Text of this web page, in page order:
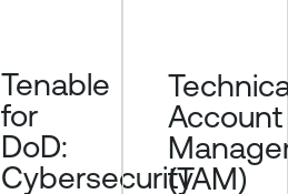
Tenable
for
DoD:
Cybersecurity
Account
(TAM)